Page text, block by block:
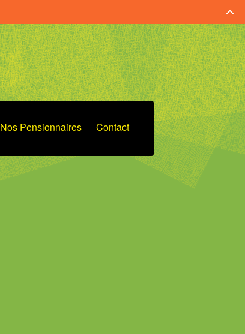
Nos Pensionnaires Contact